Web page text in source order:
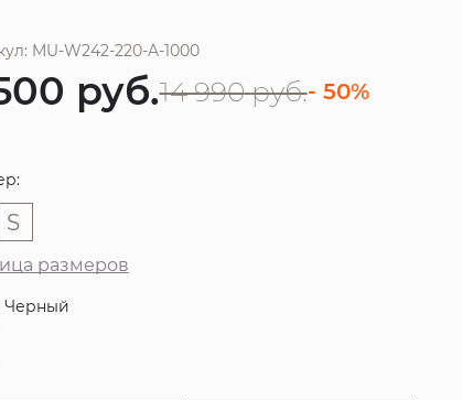
MU-W242-220-A-1000
руб.14 990 руб.- 50%
S
размеров
Черный